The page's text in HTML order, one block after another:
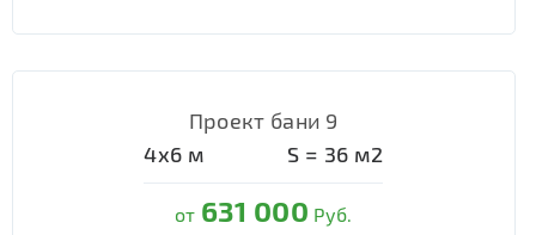
Проект бани 9
4х6 м S = 36 м2
от 631 000 Руб.